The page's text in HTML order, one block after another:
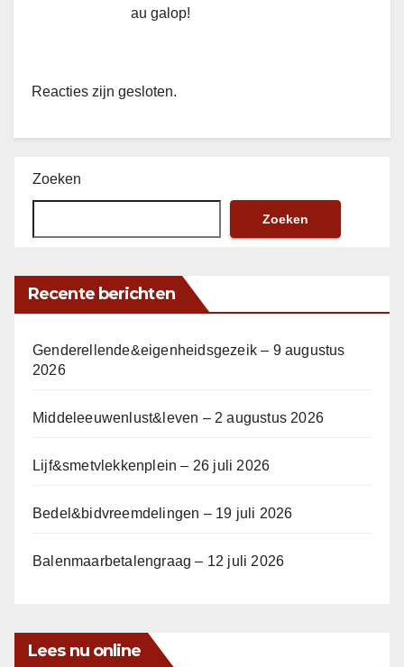
au galop!
Reacties zijn gesloten.
Zoeken
Zoeken
Recente berichten
Genderellende&eigenheidsgezeik – 9 augustus
2026
Middeleeuwenlust&leven – 2 augustus 2026
Lijf&smetvlekkenplein – 26 juli 2026
Bedel&bidvreemdelingen – 19 juli 2026
Balenmaarbetalengraag – 12 juli 2026
Lees nu online